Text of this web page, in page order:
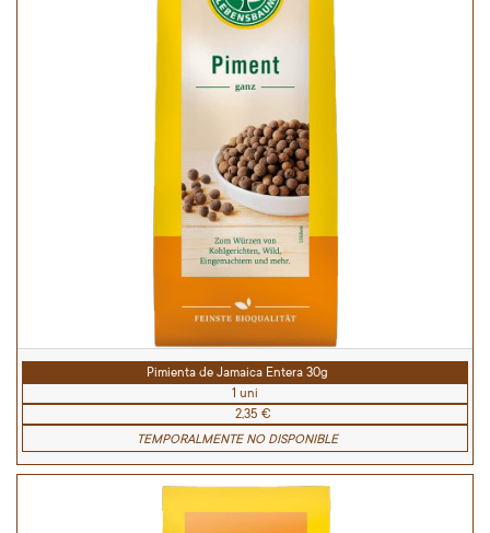
Pimienta de Jamaica Entera 30g
1 uni
2,35 €
TEMPORALMENTE NO DISPONIBLE